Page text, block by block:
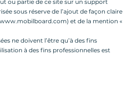
ou partie de ce site sur un support
sous réserve de l’ajout de façon claire
et de la mention «
ne doivent l’être qu’à des fins
à des fins professionnelles est